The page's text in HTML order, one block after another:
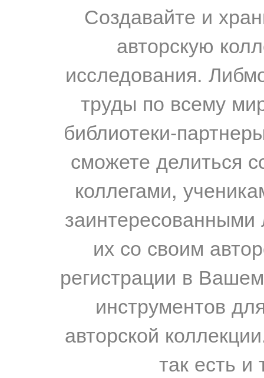
Создавайте и
авторскую
исследования.
труды по всему
библиотеки-
сможете делиться
коллегами,
их со своим
регистрации в
инструментов
авторской
так есть и